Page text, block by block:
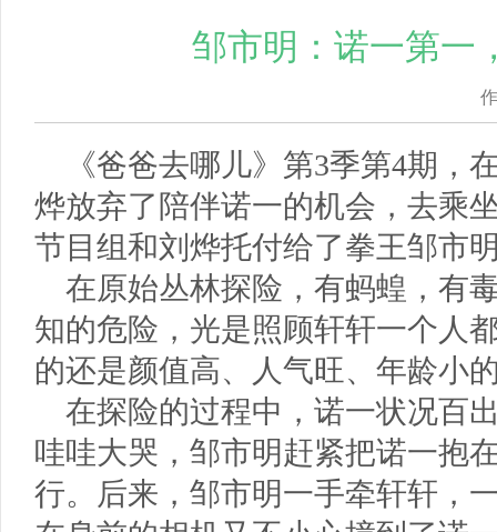
邹市明：诺一第一
《爸爸去哪儿》第3季第4期，
烨放弃了陪伴诺一的机会，去乘
节目组和刘烨托付给了拳王邹市
在原始丛林探险，有蚂蝗，有
知的危险，光是照顾轩轩一个人
的还是颜值高、人气旺、年龄小
在探险的过程中，诺一状况百
哇哇大哭，邹市明赶紧把诺一抱
行。后来，邹市明一手牵轩轩，